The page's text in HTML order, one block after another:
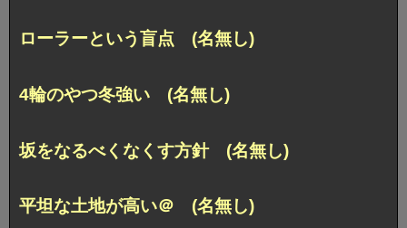
ローラーという盲点 (名無し)
4輪のやつ冬強い (名無し)
坂をなるべくなくす方針 (名無し)
平坦な土地が高い＠ (名無し)